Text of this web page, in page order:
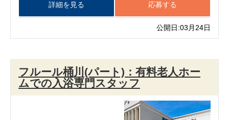
応募する
詳細を見る
公開日:03月24日
フルール桶川(パート)：有料老人ホー
ムでの入浴専門スタッフ